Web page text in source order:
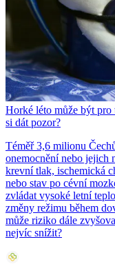
Horké léto může být pro
si dát pozor?
Téměř 3,6 milionu
onemocnění nebo jejich
krevní tlak, ischemická
nebo stav po cévní
zvládat vysoké letní
změny režimu během
může riziko dále
nejvíc snížit?